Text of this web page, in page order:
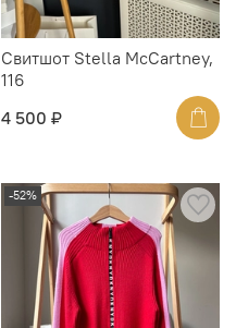
Свитшот Stella McCartney,
116
4 500 ₽
-52%